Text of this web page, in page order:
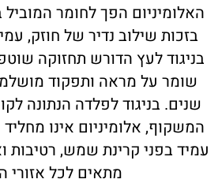
האלומיניום הפך לחומר
בזכות שילוב נדיר של חוזק,
בניגוד לעץ הדורש תחזוקה
שומר על מראה ותפקוד
שנים. בניגוד לפלדה הנתונה
המשקוף, אלומיניום אינו מחליד
עמיד בפני קרינת שמש, רטיבות
מתאים לכל אזורי